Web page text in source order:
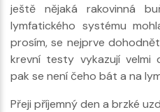
ještě nějaká rakovinná
lymfatického systému
prosím, se nejprve
krevní testy vykazují velmi
pak se není čeho bát a na
Přeji příjemný den a brzké